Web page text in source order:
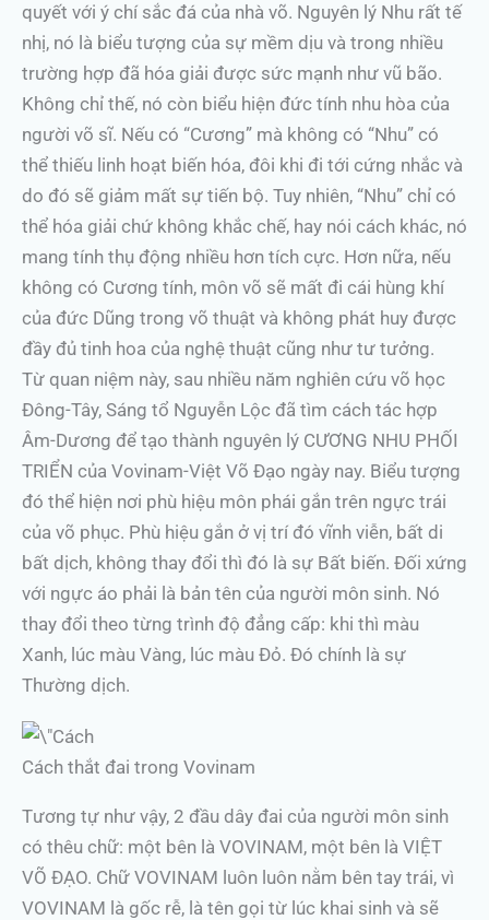
quyết với ý chí sắc đá của nhà võ. Nguyên lý Nhu rất tế
nhị, nó là biểu tượng của sự mềm dịu và trong nhiều
trường hợp đã hóa giải được sức mạnh như vũ bão.
Không chỉ thế, nó còn biểu hiện đức tính nhu hòa của
người võ sĩ. Nếu có “Cương” mà không có “Nhu” có
thể thiếu linh hoạt biến hóa, đôi khi đi tới cứng nhắc và
do đó sẽ giảm mất sự tiến bộ. Tuy nhiên, “Nhu” chỉ có
thể hóa giải chứ không khắc chế, hay nói cách khác, nó
mang tính thụ động nhiều hơn tích cực. Hơn nữa, nếu
không có Cương tính, môn võ sẽ mất đi cái hùng khí
của đức Dũng trong võ thuật và không phát huy được
đầy đủ tinh hoa của nghệ thuật cũng như tư tưởng.
Từ quan niệm này, sau nhiều năm nghiên cứu võ học
Đông-Tây, Sáng tổ Nguyễn Lộc đã tìm cách tác hợp
Âm-Dương để tạo thành nguyên lý CƯƠNG NHU PHỐI
TRIỂN của Vovinam-Việt Võ Đạo ngày nay. Biểu tượng
đó thể hiện nơi phù hiệu môn phái gắn trên ngực trái
của võ phục. Phù hiệu gắn ở vị trí đó vĩnh viễn, bất di
bất dịch, không thay đổi thì đó là sự Bất biến. Đối xứng
với ngực áo phải là bản tên của người môn sinh. Nó
thay đổi theo từng trình độ đẳng cấp: khi thì màu
Xanh, lúc màu Vàng, lúc màu Đỏ. Đó chính là sự
Thường dịch.
Cách thắt đai trong Vovinam
Tương tự như vậy, 2 đầu dây đai của người môn sinh
có thêu chữ: một bên là VOVINAM, một bên là VIỆT
VÕ ĐẠO. Chữ VOVINAM luôn luôn nằm bên tay trái, vì
VOVINAM là gốc rễ, là tên gọi từ lúc khai sinh và sẽ